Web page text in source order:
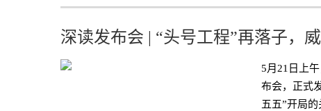
深读发布会 | “头号工程”再落子，
5月21日上
布会，正式
五五”开局